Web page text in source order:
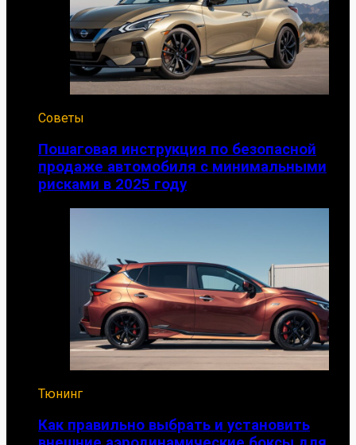
Советы
Пошаговая инструкция по безопасной
продаже автомобиля с минимальными
рисками в 2025 году
Тюнинг
Как правильно выбрать и установить